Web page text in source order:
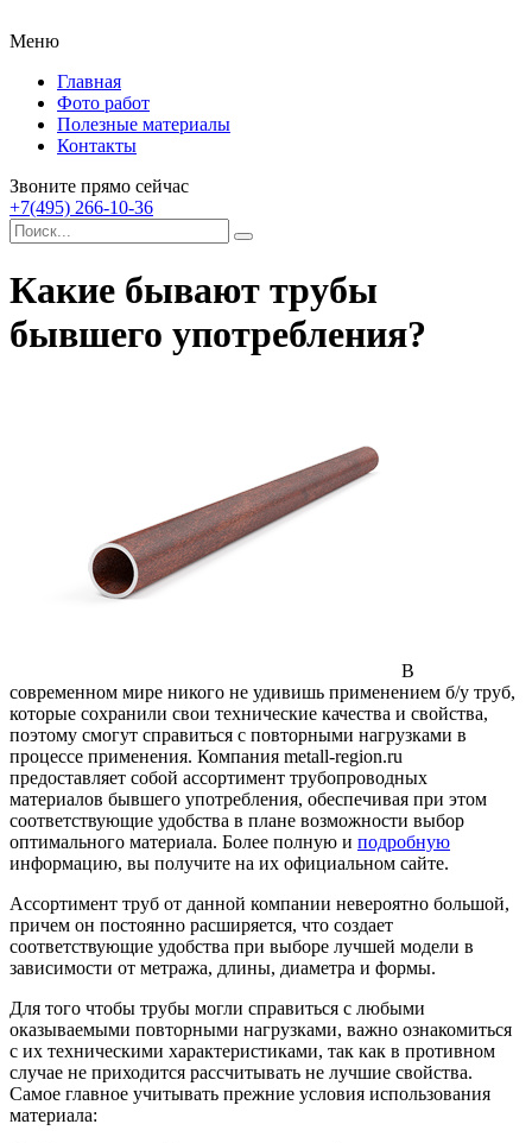
Меню
Главная
Фото работ
Полезные материалы
Контакты
Звоните прямо сейчас
+7(495) 266-10-36
Какие бывают трубы
бывшего употребления?
В
современном мире никого не удивишь применением б/у труб,
которые сохранили свои технические качества и свойства,
поэтому смогут справиться с повторными нагрузками в
процессе применения. Компания metall-region.ru
предоставляет собой ассортимент трубопроводных
материалов бывшего употребления, обеспечивая при этом
соответствующие удобства в плане возможности выбор
оптимального материала. Более полную и подробную
информацию, вы получите на их официальном сайте.
Ассортимент труб от данной компании невероятно большой,
причем он постоянно расширяется, что создает
соответствующие удобства при выборе лучшей модели в
зависимости от метража, длины, диаметра и формы.
Для того чтобы трубы могли справиться с любыми
оказываемыми повторными нагрузками, важно ознакомиться
с их техническими характеристиками, так как в противном
случае не приходится рассчитывать не лучшие свойства.
Самое главное учитывать прежние условия использования
материала: